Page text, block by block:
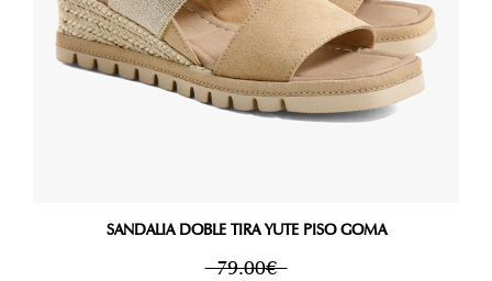
SANDALIA DOBLE TIRA YUTE PISO GOMA
79.00€